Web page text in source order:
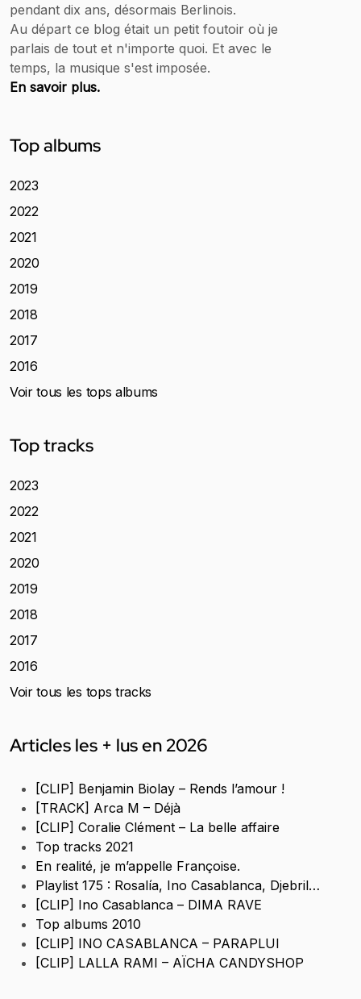
pendant dix ans, désormais Berlinois.
Au départ ce blog était un petit foutoir où je
parlais de tout et n'importe quoi. Et avec le
temps, la musique s'est imposée.
En savoir plus.
Top albums
2023
2022
2021
2020
2019
2018
2017
2016
Voir tous les tops albums
Top tracks
2023
2022
2021
2020
2019
2018
2017
2016
Voir tous les tops tracks
Articles les + lus en 2026
[CLIP] Benjamin Biolay – Rends l’amour !
[TRACK] Arca M – Déjà
[CLIP] Coralie Clément – La belle affaire
Top tracks 2021
En realité, je m’appelle Françoise.
Playlist 175 : Rosalía, Ino Casablanca, Djebril…
[CLIP] Ino Casablanca – DIMA RAVE
Top albums 2010
[CLIP] INO CASABLANCA – PARAPLUI
[CLIP] LALLA RAMI – AÏCHA CANDYSHOP